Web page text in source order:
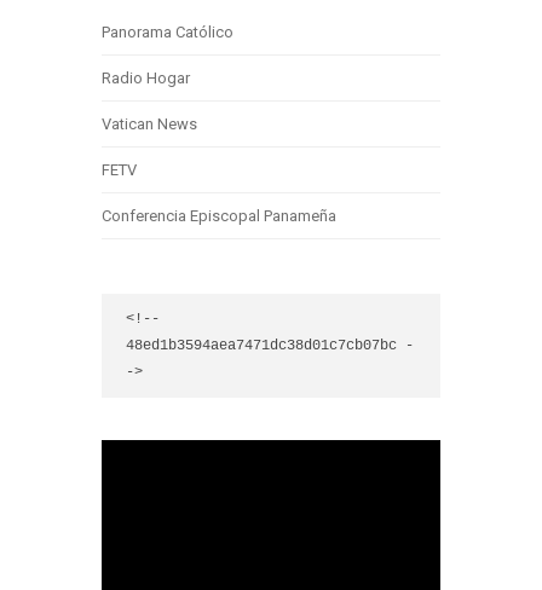
Panorama Católico
Radio Hogar
Vatican News
FETV
Conferencia Episcopal Panameña
<!--
48ed1b3594aea7471dc38d01c7cb07bc -
->